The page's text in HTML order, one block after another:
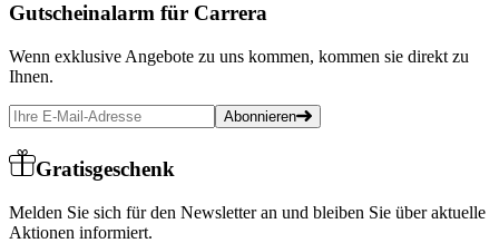
Gutscheinalarm für Carrera
Wenn exklusive Angebote zu uns kommen, kommen sie direkt zu
Ihnen.
Abonnieren
Gratisgeschenk
Melden Sie sich für den Newsletter an und bleiben Sie über aktuelle
Aktionen informiert.